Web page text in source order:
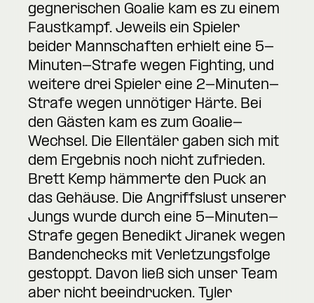
gegnerischen Goalie kam es zu einem
Faustkampf. Jeweils ein Spieler
beider Mannschaften erhielt eine 5-
Minuten-Strafe wegen Fighting, und
weitere drei Spieler eine 2-Minuten-
Strafe wegen unnötiger Härte. Bei
den Gästen kam es zum Goalie-
Wechsel. Die Ellentäler gaben sich mit
dem Ergebnis noch nicht zufrieden.
Brett Kemp hämmerte den Puck an
das Gehäuse. Die Angriffslust unserer
Jungs wurde durch eine 5-Minuten-
Strafe gegen Benedikt Jiranek wegen
Bandenchecks mit Verletzungsfolge
gestoppt. Davon ließ sich unser Team
aber nicht beeindrucken. Tyler